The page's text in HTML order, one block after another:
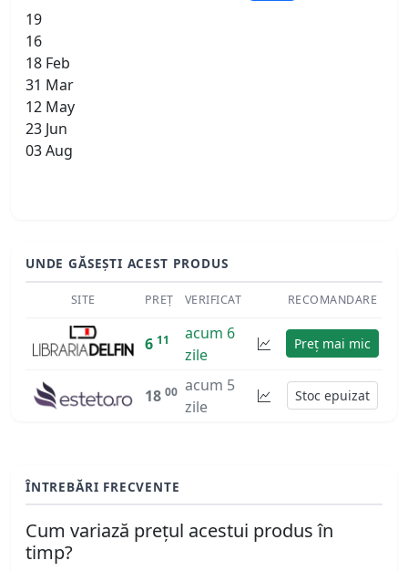
19
16
18 Feb
31 Mar
12 May
23 Jun
03 Aug
UNDE GĂSEȘTI ACEST PRODUS
SITE PREȚ VERIFICAT RECOMANDARE
6 11
acum 6
zile
Preț mai mic
18 00 acum 5
zile
Stoc epuizat
ÎNTREBĂRI FRECVENTE
Cum variază prețul acestui produs în
timp?